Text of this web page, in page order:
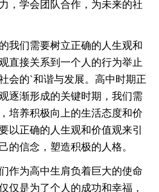
，学会团队合作，为未来的社
们需要树立正确的人生观和
直接关系到一个人的行为举止
会的`和谐与发展。高中时期正
逐渐形成的关键时期，我们需
培养积极向上的生活态度和价
以正确的人生观和价值观来引
的信念，塑造积极的人格。
为高中生肩负着巨大的使命
仅是为了个人的成功和幸福，